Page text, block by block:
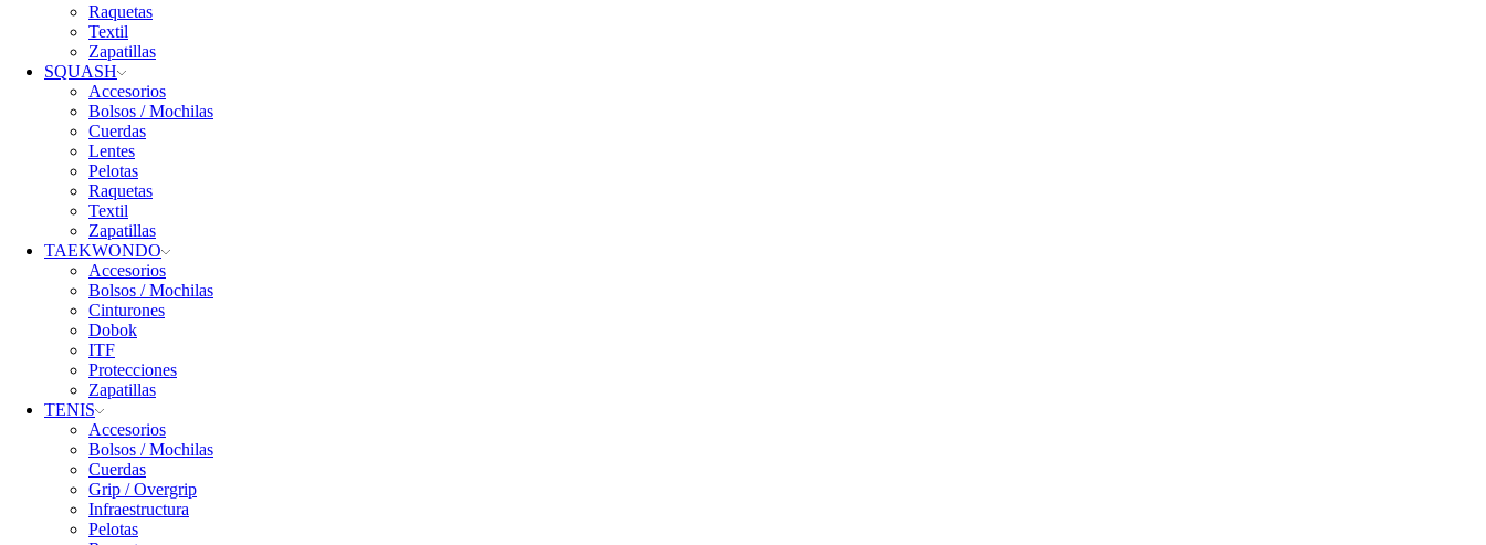
Raquetas
Textil
Zapatillas
SQUASH
Accesorios
Bolsos / Mochilas
Cuerdas
Lentes
Pelotas
Raquetas
Textil
Zapatillas
TAEKWONDO
Accesorios
Bolsos / Mochilas
Cinturones
Dobok
ITF
Protecciones
Zapatillas
TENIS
Accesorios
Bolsos / Mochilas
Cuerdas
Grip / Overgrip
Infraestructura
Pelotas